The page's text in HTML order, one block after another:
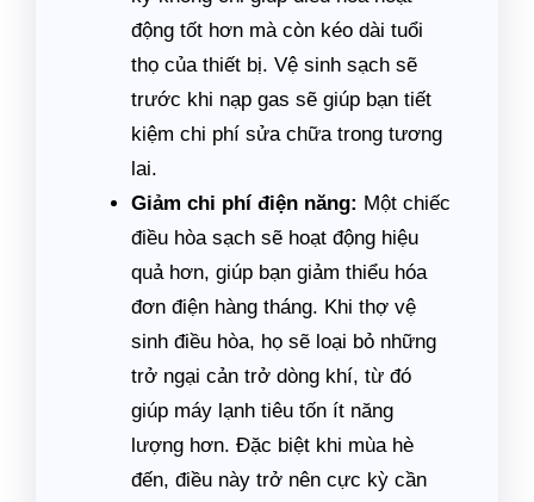
động tốt hơn mà còn kéo dài tuổi
thọ của thiết bị. Vệ sinh sạch sẽ
trước khi nạp gas sẽ giúp bạn tiết
kiệm chi phí sửa chữa trong tương
lai.
Giảm chi phí điện năng: Một chiếc
điều hòa sạch sẽ hoạt động hiệu
quả hơn, giúp bạn giảm thiểu hóa
đơn điện hàng tháng. Khi thợ vệ
sinh điều hòa, họ sẽ loại bỏ những
trở ngại cản trở dòng khí, từ đó
giúp máy lạnh tiêu tốn ít năng
lượng hơn. Đặc biệt khi mùa hè
đến, điều này trở nên cực kỳ cần